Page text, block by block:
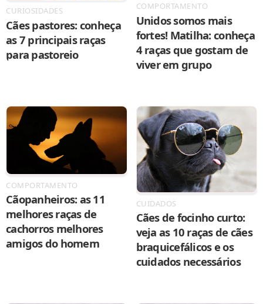
CURIOSIDADES
Cães pastores: conheça
as 7 principais raças
para pastoreio
COMPORTAMENTO
Unidos somos mais
fortes! Matilha: conheça
4 raças que gostam de
viver em grupo
COMPORTAMENTO
Cãopanheiros: as 11
melhores raças de
cachorros melhores
amigos do homem
CUIDADOS
Cães de focinho curto:
veja as 10 raças de cães
braquicefálicos e os
cuidados necessários